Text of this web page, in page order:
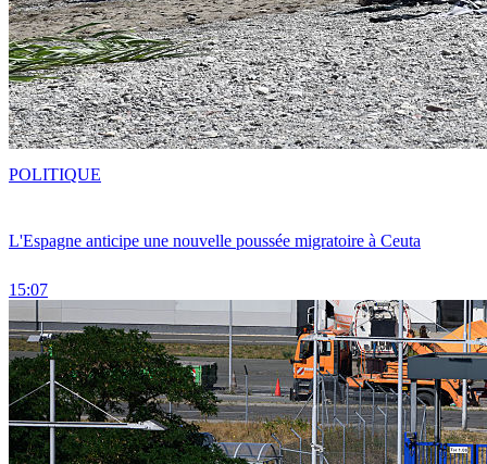
L'Espagne anticipe une nouvelle poussée migratoire à Ceuta
15:07
POLITIQUE